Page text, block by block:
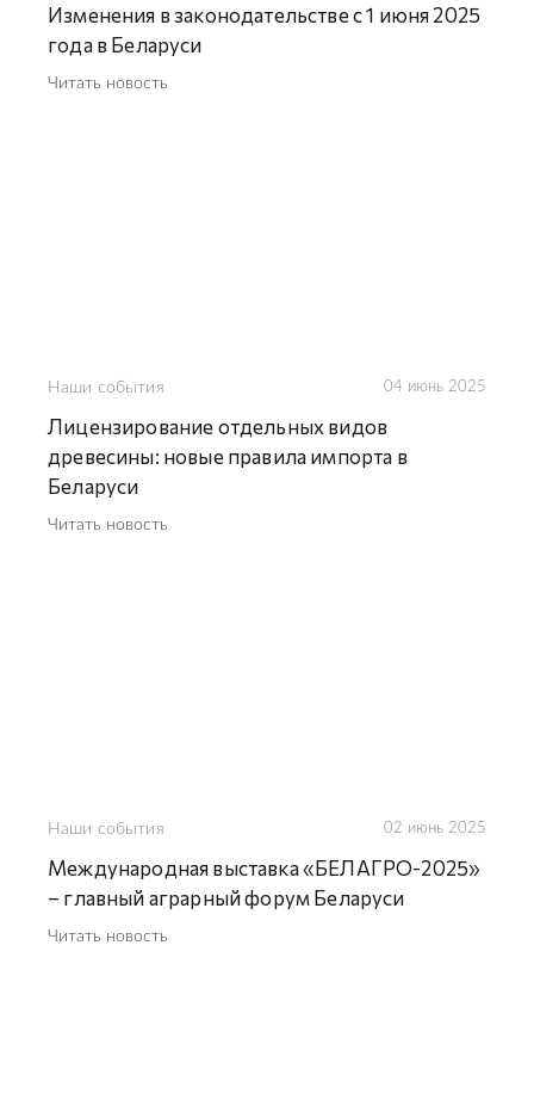
Изменения в законодательстве с 1 июня 2025
года в Беларуси
Читать новость
Наши события 04 июнь 2025
Лицензирование отдельных видов
древесины: новые правила импорта в
Беларуси
Читать новость
Наши события 02 июнь 2025
Международная выставка «БЕЛАГРО-2025»
– главный аграрный форум Беларуси
Читать новость